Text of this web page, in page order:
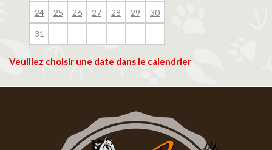
24 25 26 27 28 29 30
31
Veuillez choisir une date dans le calendrier